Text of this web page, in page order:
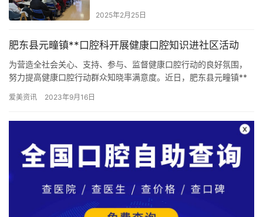
2025年2月25日
肥东县元疃镇**口腔科开展健康口腔知识进社区活动
为营造全社会关心、支持、参与、监督健康口腔行动的良好氛围，
努力提高健康口腔行动群众知晓率满意度。近日，肥东县元疃镇**
年…
爱美资讯 2023年9月16日